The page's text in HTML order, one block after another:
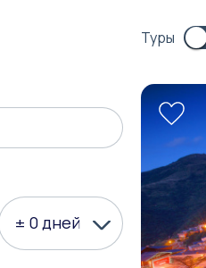
± 0 дней
Туры